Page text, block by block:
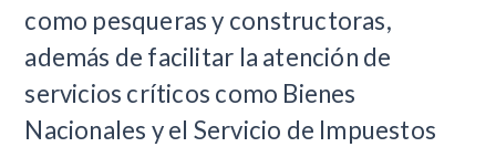
como pesqueras y constructoras,
además de facilitar la atención de
servicios críticos como Bienes
Nacionales y el Servicio de Impuestos